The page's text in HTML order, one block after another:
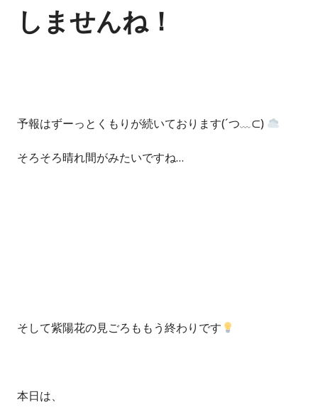
しませんね！
予報はずーっとくもりが続いております(´つ﹏⊂)
そろそろ晴れ間がみたいですね…
そして紫陽花の見ごろももう終わりです
本日は、